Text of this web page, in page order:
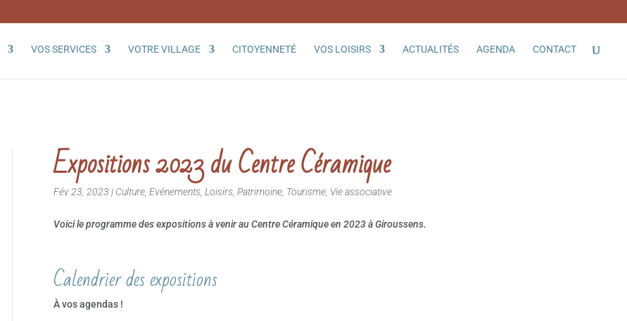
VOS SERVICES VOTRE VILLAGE CITOYENNETÉ VOS LOISIRS ACTUALITÉS AGENDA CONTACT
Expositions 2023 du Centre Céramique
Fév 23, 2023 | Culture, Evénements, Loisirs, Patrimoine, Tourisme, Vie associative
Voici le programme des expositions à venir au Centre Céramique en 2023 à Giroussens.
Calendrier des expositions
À vos agendas !